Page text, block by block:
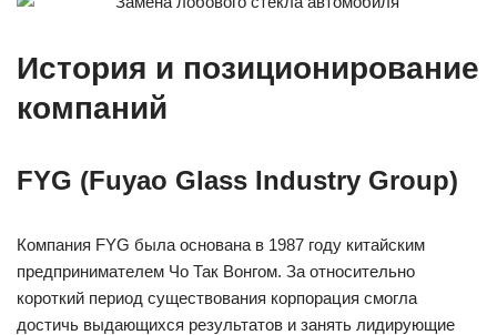
История и позиционирование
компаний
FYG (Fuyao Glass Industry Group)
Компания FYG была основана в 1987 году китайским
предпринимателем Чо Так Вонгом. За относительно
короткий период существования корпорация смогла
достичь выдающихся результатов и занять лидирующие